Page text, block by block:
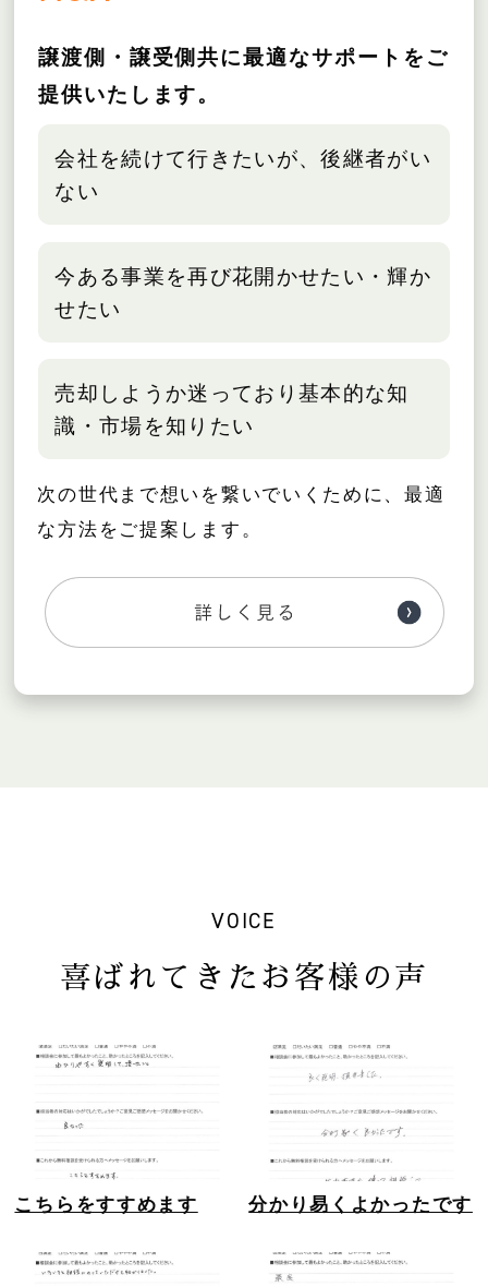
譲渡側・譲受側共に最適なサポートをご
提供いたします。
会社を続けて行きたいが、後継者がい
ない
今ある事業を再び花開かせたい・輝か
せたい
売却しようか迷っており基本的な知
識・市場を知りたい
次の世代まで想いを繋いでいくために、最適
な方法をご提案します。
VOICE
喜ばれてきたお客様の声
こちらをすすめます 分かり易くよかったです